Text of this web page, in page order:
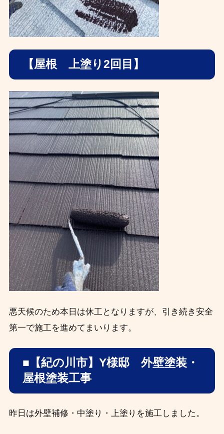
【屋根 上塗り2回目】
悪天候のため本日は休工となりますが、引き続き安全
第一で施工を進めてまいります。
■【紀の川市】Y様邸 外壁塗装・
屋根塗装工事
昨日は外壁補修・中塗り・上塗りを施工しました。